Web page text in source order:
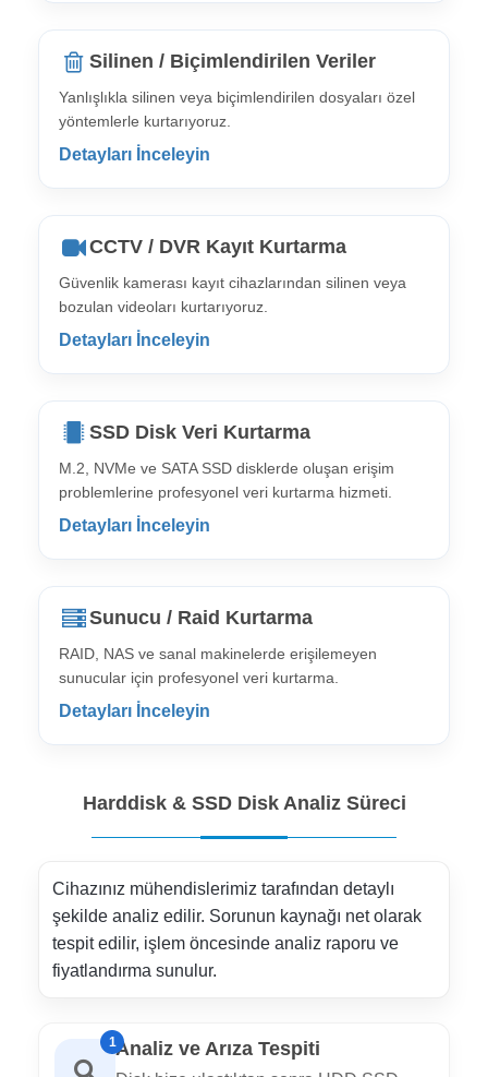
Silinen / Biçimlendirilen Veriler
Yanlışlıkla silinen veya biçimlendirilen dosyaları özel
yöntemlerle kurtarıyoruz.
Detayları İnceleyin
CCTV / DVR Kayıt Kurtarma
Güvenlik kamerası kayıt cihazlarından silinen veya
bozulan videoları kurtarıyoruz.
Detayları İnceleyin
SSD Disk Veri Kurtarma
M.2, NVMe ve SATA SSD disklerde oluşan erişim
problemlerine profesyonel veri kurtarma hizmeti.
Detayları İnceleyin
Sunucu / Raid Kurtarma
RAID, NAS ve sanal makinelerde erişilemeyen
sunucular için profesyonel veri kurtarma.
Detayları İnceleyin
Harddisk & SSD Disk Analiz Süreci
Cihazınız mühendislerimiz tarafından detaylı
şekilde analiz edilir. Sorunun kaynağı net olarak
tespit edilir, işlem öncesinde analiz raporu ve
fiyatlandırma sunulur.
1Analiz ve Arıza Tespiti